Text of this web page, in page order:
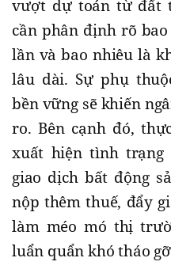
vượt dự toán từ đất
cần phân định rõ
lần và bao nhiêu là
lâu dài. Sự phụ
bền vững sẽ khiến
ro. Bên cạnh đó,
xuất hiện tình trạng
giao dịch bất động
nộp thêm thuế, đẩy
làm méo mó thị
luẩn quẩn khó tháo